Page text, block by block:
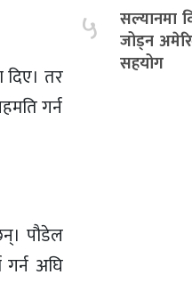
दिए। तर
गर्न
पौडेल
अघि
५
सल्यानमा
जोड्न
सहयोग